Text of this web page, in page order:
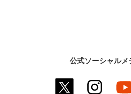
公式ソーシャルメ
twitter